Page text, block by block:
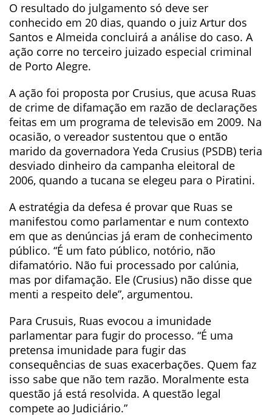
O resultado do julgamento só deve ser
conhecido em 20 dias, quando o juiz Artur dos
Santos e Almeida concluirá a análise do caso. A
ação corre no terceiro juizado especial criminal
de Porto Alegre.
A ação foi proposta por Crusius, que acusa Ruas
de crime de difamação em razão de declarações
feitas em um programa de televisão em 2009. Na
ocasião, o vereador sustentou que o então
marido da governadora Yeda Crusius (PSDB) teria
desviado dinheiro da campanha eleitoral de
2006, quando a tucana se elegeu para o Piratini.
A estratégia da defesa é provar que Ruas se
manifestou como parlamentar e num contexto
em que as denúncias já eram de conhecimento
público. “É um fato público, notório, não
difamatório. Não fui processado por calúnia,
mas por difamação. Ele (Crusius) não disse que
menti a respeito dele”, argumentou.
Para Crusuis, Ruas evocou a imunidade
parlamentar para fugir do processo. “É uma
pretensa imunidade para fugir das
consequências de suas exacerbações. Quem faz
isso sabe que não tem razão. Moralmente esta
questão já está resolvida. A questão legal
compete ao Judiciário.”